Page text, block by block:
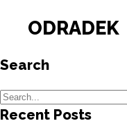
ODRADEK
Search
Recent Posts